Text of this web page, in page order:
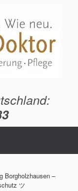
Borgholzhausen –
ツ